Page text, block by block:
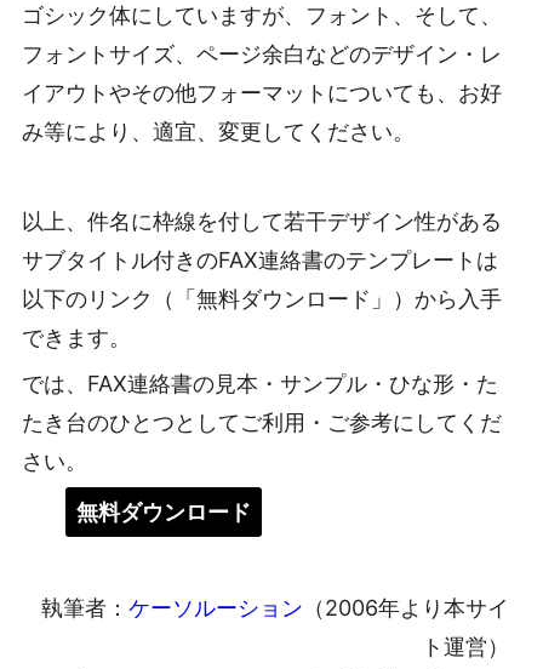
ゴシック体にしていますが、フォント、そして、
フォントサイズ、ページ余白などのデザイン・レ
イアウトやその他フォーマットについても、お好
み等により、適宜、変更してください。
以上、件名に枠線を付して若干デザイン性がある
サブタイトル付きのFAX連絡書のテンプレートは
以下のリンク（「無料ダウンロード」）から入手
できます。
では、FAX連絡書の見本・サンプル・ひな形・た
たき台のひとつとしてご利用・ご参考にしてくだ
さい。
無料ダウンロード
執筆者： ケーソルーション （2006年より本サイ
ト運営）